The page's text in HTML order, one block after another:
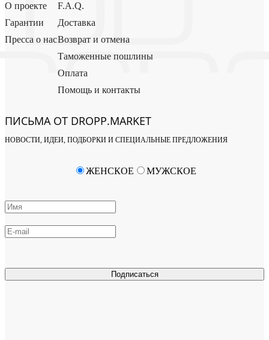
О проекте
Гарантии
Пресса о нас
F.A.Q.
Доставка
Возврат и отмена
Таможенные пошлины
Оплата
Помощь и контакты
ПИСЬМА ОТ DROPP.MARKET
НОВОСТИ, ИДЕИ, ПОДБОРКИ И СПЕЦИАЛЬНЫЕ ПРЕДЛОЖЕНИЯ
Подписаться
ЖЕНСКОЕ МУЖСКОЕ